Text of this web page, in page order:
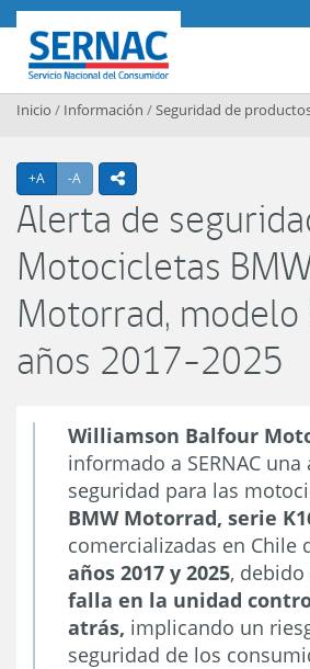
Contenido principal
SERNAC
Inicio / Información /Seguridad de
+A Agrandar texto
-A Achicar textoicono compartir
Alerta de
Motocicletas
Motorrad, modelo
años 2017-2025
Williamson Balfour
informado a SERNAC
seguridad para las
BMW Motorrad, serie
comercializadas en Chile
años 2017 y 2025,
falla en la unidad
atrás, implicando un
seguridad de los